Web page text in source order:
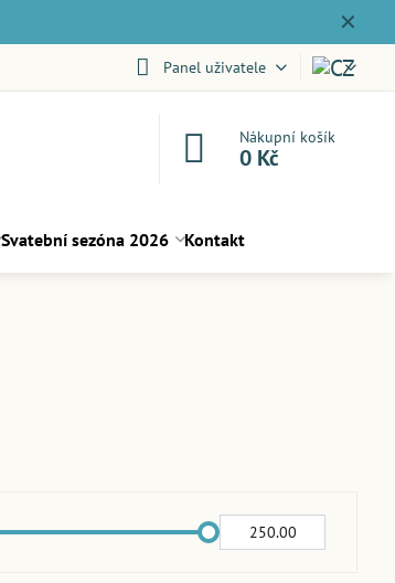
✕
Panel uživatele
Nákupní košík
0 Kč
Svatební sezóna 2026 Kontakt
Do: